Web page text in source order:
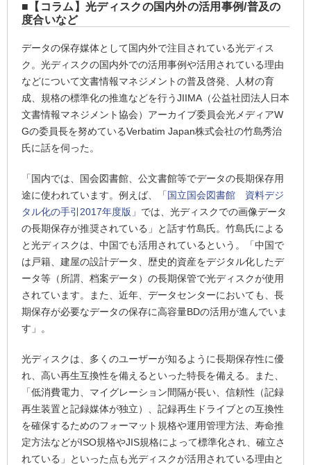
【コラム】光ディスクの国内外の活用事例/普及の
度合いなど
データの保存媒体として国内外で注目されている光ディス
ク。光ディスクの国内外での活用事例や活用されている理由
などについて文書情報マネジメントの普及啓発、人材の育
成、規格の標準化の推進などを行うJIIMA（公益社団法人日本
文書情報マネジメント協会）アーカイブ委員会光メディアW
Gの委員長を努めているVerbatim Japan株式会社の竹島秀治
氏に話を伺った。
「国内では、国会図書館、公文書館等でデータの長期保存用
途に使われています。例えば、
「国立国会図書館 資料デジ
タル化の手引2017年度版」 では、光ディスクでの画像データ
の長期保存が推奨されている」と話す竹島氏。竹島氏による
と光ディスクは、中国でも活用されているという。「中国で
は戸籍、建屋の設計データ、歴史的資産をデジタル化したデ
ータ等（所謂、档案データ）の長期保管で光ディスクが使用
されています。また、近年、データセンターにおいても、長
期保存が必要なデータの保存に高容量BDの活用が進んでいま
す」。
光ディスクは、多くのユーザーが知るように長期保存性に優
れ、高い再生互換性を備えるといった特長を備える。また、
「低消費電力、マイグレーション間隔が長い、信頼性（記録
再生装置と記録媒体が独立）、記録再生ドライブとの互換性
を確保するためのフォーマット規格や運用管理方法、寿命推
定方法などがISO規格やJIS規格によって標準化され、確立さ
れている」といった点も光ディスクが活用されている理由と